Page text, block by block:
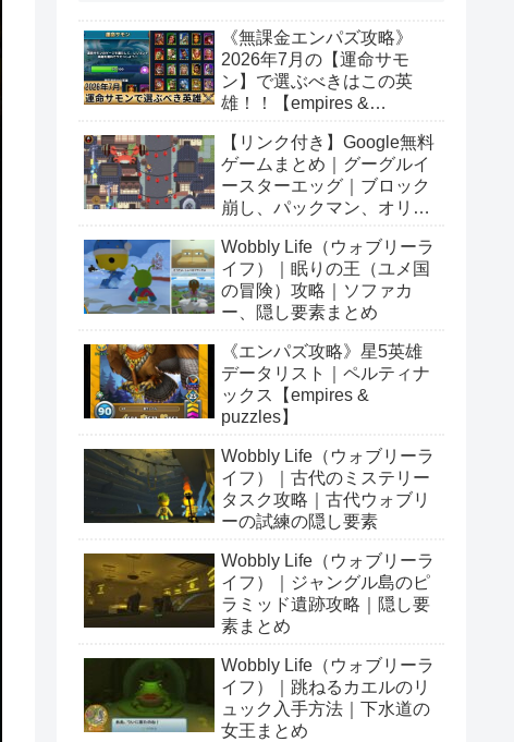
《無課金エンパズ攻略》
2026年7月の【運命サモ
ン】で選ぶべきはこの英
雄！！【empires &
【リンク付き】Google無料
ゲームまとめ｜グーグルイ
ースターエッグ｜ブロック
崩し、パックマン、オリン
Wobbly Life（ウォブリーラ
イフ）｜眠りの王（ユメ国
の冒険）攻略｜ソファカ
ー、隠し要素まとめ
《エンパズ攻略》星5英雄
データリスト｜ペルティナ
ックス【empires &
puzzles】
Wobbly Life（ウォブリーラ
イフ）｜古代のミステリー
タスク攻略｜古代ウォブリ
ーの試練の隠し要素
Wobbly Life（ウォブリーラ
イフ）｜ジャングル島のピ
ラミッド遺跡攻略｜隠し要
素まとめ
Wobbly Life（ウォブリーラ
イフ）｜跳ねるカエルのリ
ュック入手方法｜下水道の
女王まとめ